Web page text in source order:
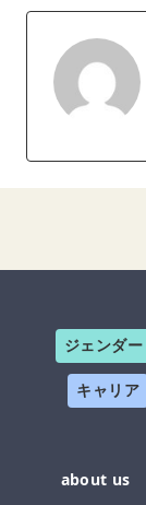
ジェンダー
キャリア
about us